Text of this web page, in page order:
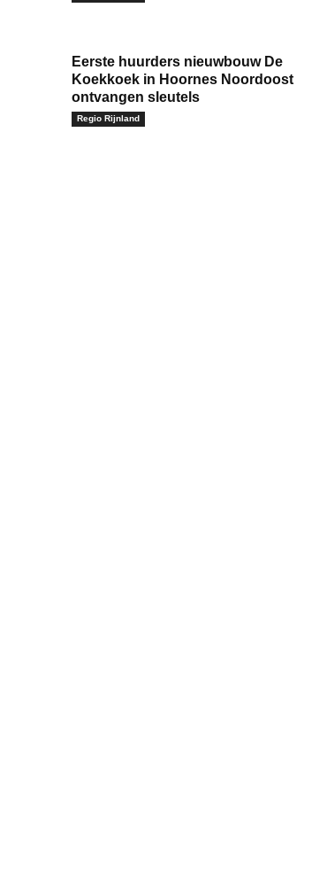
Eerste huurders nieuwbouw De
Koekkoek in Hoornes Noordoost
ontvangen sleutels
Regio Rijnland